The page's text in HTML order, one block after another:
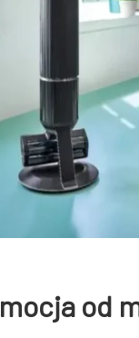
od